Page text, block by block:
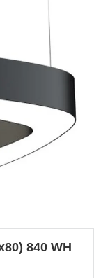
840 WH